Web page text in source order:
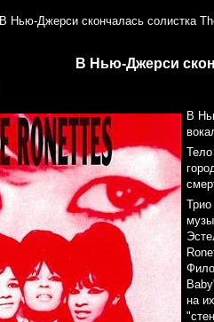
В Нью-Джерси скончалась солистка
В Нью-Джерси
В
на